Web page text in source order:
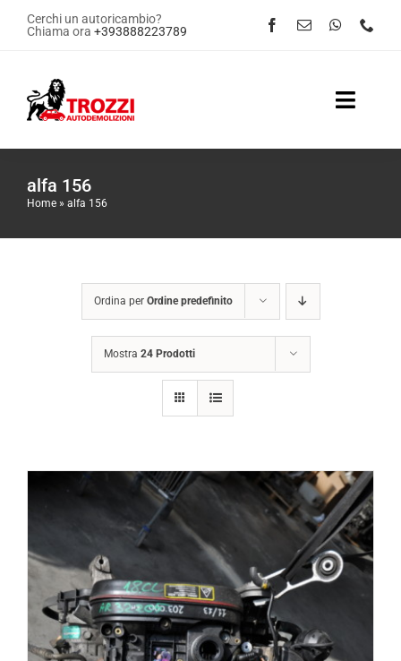
SaltaCerchi un autoricambio?
Chiama ora +393888223789
Toggle
Contattaci
alfa 156
Home » alfa 156
Ordina per Ordine predefinito
Mostra 24 Prodotti